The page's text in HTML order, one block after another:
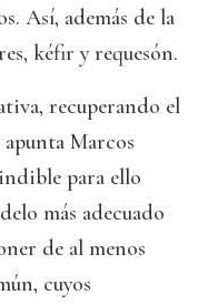
Así, además de la
kéfir y requesón.
recuperando el
apunta Marcos
para ello
más adecuado
de al menos
cuyos